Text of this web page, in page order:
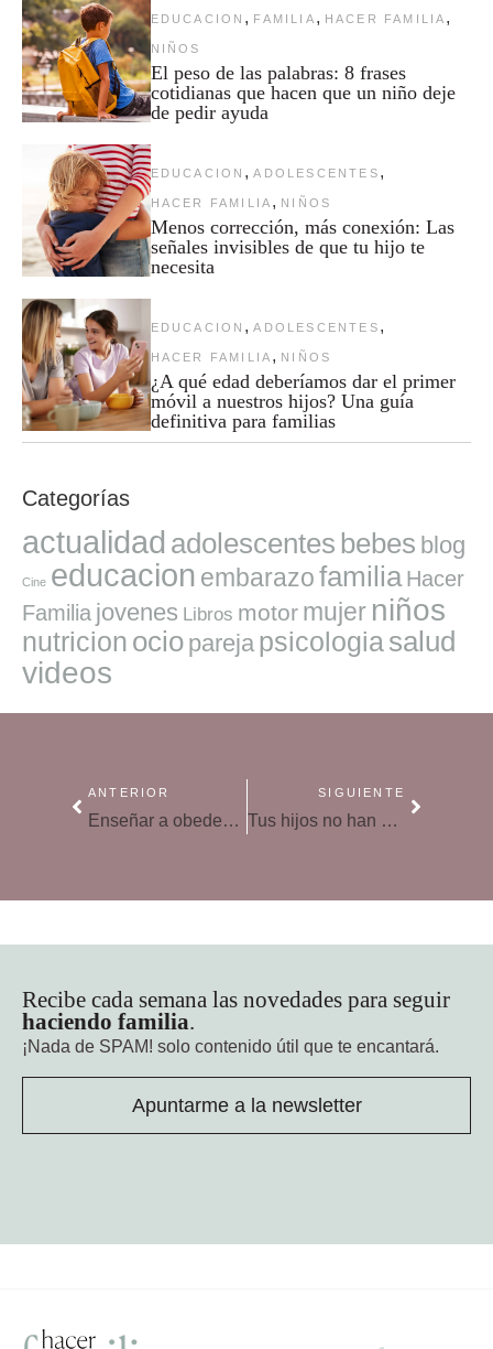
EDUCACION , FAMILIA , HACER FAMILIA ,
NIÑOS
El peso de las palabras: 8 frases
cotidianas que hacen que un niño deje
de pedir ayuda
EDUCACION , ADOLESCENTES ,
HACER FAMILIA , NIÑOS
Menos corrección, más conexión: Las
señales invisibles de que tu hijo te
necesita
EDUCACION , ADOLESCENTES ,
HACER FAMILIA , NIÑOS
¿A qué edad deberíamos dar el primer
móvil a nuestros hijos? Una guía
definitiva para familias
Categorías
actualidad adolescentes bebes blog
Cine educacion embarazofamilia Hacer
Familia jovenes Libros motor mujer niños
nutricion ocio pareja psicologiasalud
videos
ANTERIOR
Enseñar a obedecer: el mayor desafío para los padres
SIGUIENTE
Tus hijos no han conseguido aprobar, ¿cuándo es fracaso escolar?
Recibe cada semana las novedades para seguir
haciendo familia.
¡Nada de SPAM! solo contenido útil que te encantará.
Apuntarme a la newsletter